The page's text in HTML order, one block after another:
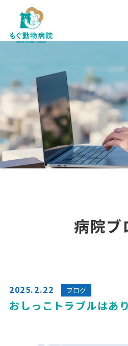
病院ブ
2025.2.22 ブログ
おしっこトラブルはあ